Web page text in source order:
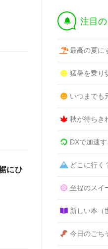
にひ
† 注目
最高の夏に
猛暑を乗り
いつまでも
秋が待ちき
DXで加速す
どこに行く
至福のスイ
新しい本（
今日のごち